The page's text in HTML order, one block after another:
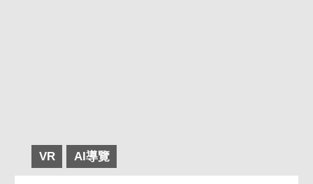
VR AI導覽